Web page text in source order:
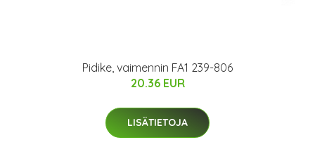
Pidike, vaimennin FA1 239-806
20.36 EUR
LISÄTIETOJA